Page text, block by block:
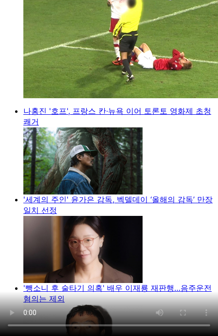
나홍진 '호프', 프랑스 칸·뉴욕 이어 토론토 영화제 초청
쾌거
'세계의 주인' 윤가은 감독, 벡델데이 ‘올해의 감독’ 만장
일치 선정
'뺑소니 후 술타기 의혹' 배우 이재룡 재판행…음주운전
혐의는 제외